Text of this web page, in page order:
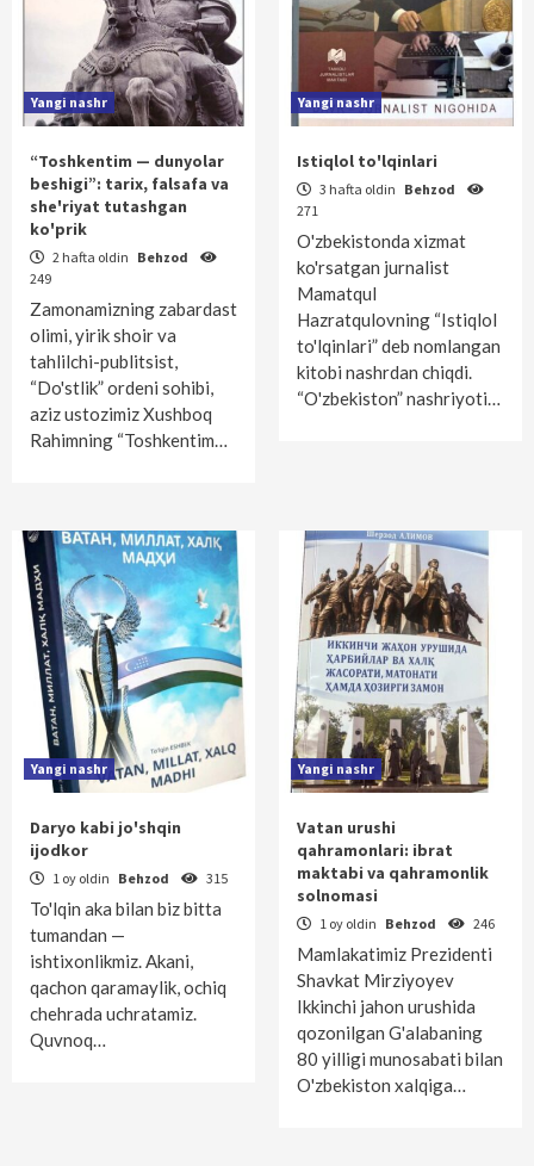
Yangi nashr
“Toshkentim — dunyolar
beshigi”: tarix, falsafa va
she'riyat tutashgan
ko'prik
2 hafta oldin Behzod
249
Zamonamizning zabardast
olimi, yirik shoir va
tahlilchi-publitsist,
“Do'stlik” ordeni sohibi,
aziz ustozimiz Xushboq
Rahimning “Toshkentim…
Yangi nashr
Istiqlol to'lqinlari
3 hafta oldin Behzod
271
O'zbekistonda xizmat
ko'rsatgan jurnalist
Mamatqul
Hazratqulovning “Istiqlol
to'lqinlari” deb nomlangan
kitobi nashrdan chiqdi.
“O'zbekiston” nashriyoti…
Yangi nashr
Daryo kabi jo'shqin
ijodkor
1 oy oldin Behzod 315
To'lqin aka bilan biz bitta
tumandan —
ishtixonlikmiz. Akani,
qachon qaramaylik, ochiq
chehrada uchratamiz.
Quvnoq…
Yangi nashr
Vatan urushi
qahramonlari: ibrat
maktabi va qahramonlik
solnomasi
1 oy oldin Behzod 246
Mamlakatimiz Prezidenti
Shavkat Mirziyoyev
Ikkinchi jahon urushida
qozonilgan G'alabaning
80 yilligi munosabati bilan
O'zbekiston xalqiga…